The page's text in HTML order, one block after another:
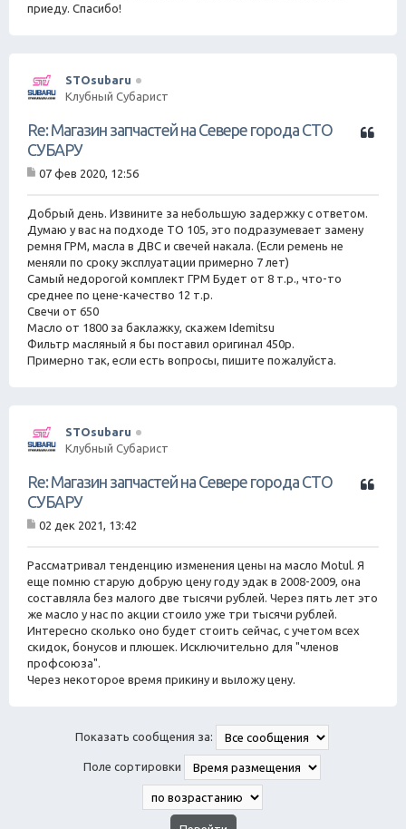
приеду. Спасибо!
STOsubaru
Клубный Субарист
Ц
а
Re: Магазин запчастей на Севере города СТО
СУБАРУ
о
б
щ
е
н
и
е
07 фев 2020, 12:56
Добрый день. Извините за небольшую задержку с ответом.
Думаю у вас на подходе ТО 105, это подразумевает замену
ремня ГРМ, масла в ДВС и свечей накала. (Если ремень не
меняли по сроку эксплуатации примерно 7 лет)
Самый недорогой комплект ГРМ Будет от 8 т.р., что-то
среднее по цене-качество 12 т.р.
Свечи от 650
Масло от 1800 за баклажку, скажем Idemitsu
Фильтр масляный я бы поставил оригинал 450р.
Примерно так, если есть вопросы, пишите пожалуйста.
STOsubaru
Клубный Субарист
Ц
а
Re: Магазин запчастей на Севере города СТО
СУБАРУ
о
б
е
н
и
е
02 дек 2021, 13:42
Рассматривал тенденцию изменения цены на масло Motul. Я
еще помню старую добрую цену году эдак в 2008-2009, она
составляла без малого две тысячи рублей. Через пять лет это
же масло у нас по акции стоило уже три тысячи рублей.
Интересно сколько оно будет стоить сейчас, с учетом всех
скидок, бонусов и плюшек. Исключительно для "членов
профсоюза".
Через некоторое время прикину и выложу цену.
Показать сообщения за:
Поле сортировки